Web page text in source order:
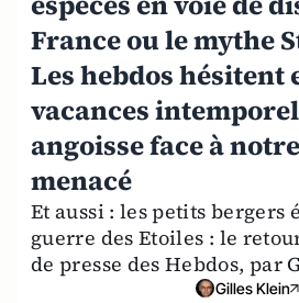
France ou le mythe
Les hebdos hésitent
vacances
angoisse face à
menacé
Et aussi : les petits bergers
guerre des Etoiles : le
de presse des Hebdos, par
Gilles Klein